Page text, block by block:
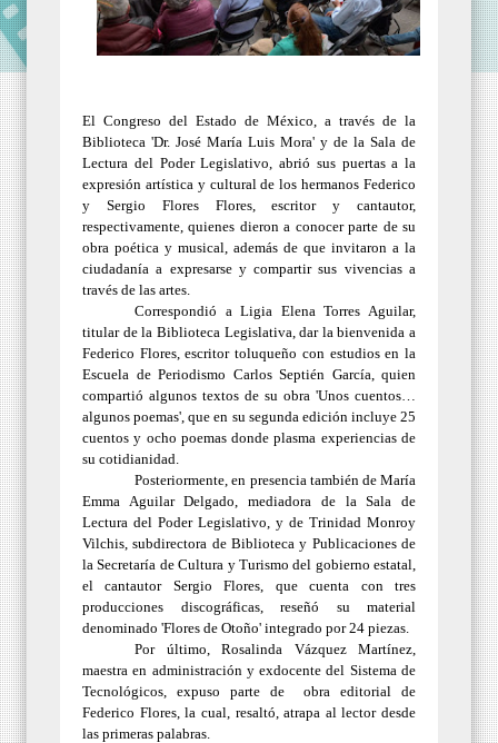
El Congreso del Estado de México, a través de la
Biblioteca 'Dr. José María Luis Mora' y de la Sala de
Lectura del Poder Legislativo, abrió sus puertas a la
expresión artística y cultural de los hermanos Federico
y Sergio Flores Flores, escritor y cantautor,
respectivamente, quienes dieron a conocer parte de su
obra poética y musical, además de que invitaron a la
ciudadanía a expresarse y compartir sus vivencias a
través de las artes.
Correspondió a Ligia Elena Torres Aguilar,
titular de la Biblioteca Legislativa, dar la bienvenida a
Federico Flores, escritor toluqueño con estudios en la
Escuela de Periodismo Carlos Septién García, quien
compartió algunos textos de su obra 'Unos cuentos…
algunos poemas', que en su segunda edición incluye 25
cuentos y ocho poemas donde plasma experiencias de
su cotidianidad.
Posteriormente, en presencia también de María
Emma Aguilar Delgado, mediadora de la Sala de
Lectura del Poder Legislativo, y de Trinidad Monroy
Vilchis, subdirectora de Biblioteca y Publicaciones de
la Secretaría de Cultura y Turismo del gobierno estatal,
el cantautor Sergio Flores, que cuenta con tres
producciones discográficas, reseñó su material
denominado 'Flores de Otoño' integrado por 24 piezas.
Por último, Rosalinda Vázquez Martínez,
maestra en administración y exdocente del Sistema de
Tecnológicos, expuso parte de
obra editorial de
Federico Flores, la cual, resaltó, atrapa al lector desde
las primeras palabras.